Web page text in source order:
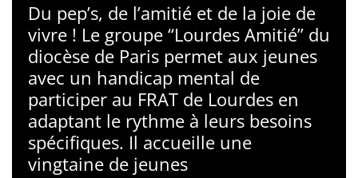
Du pep’s, de l’amitié et de la joie de
vivre ! Le groupe “Lourdes Amitié” du
diocèse de Paris permet aux jeunes
avec un handicap mental de
participer au FRAT de Lourdes en
adaptant le rythme à leurs besoins
spécifiques. Il accueille une
vingtaine de jeunes